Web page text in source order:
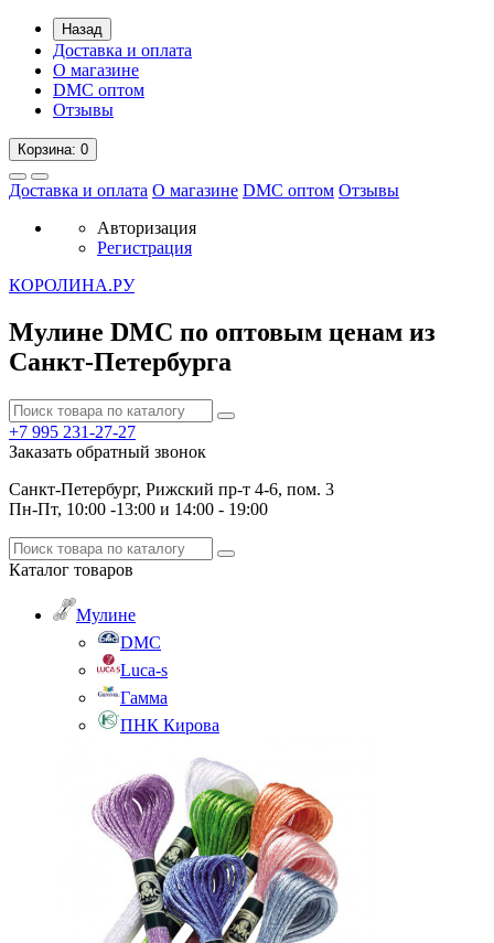
Назад
Доставка и оплата
О магазине
DMC оптом
Отзывы
Корзина: 0
Доставка и оплата О магазине DMC оптом Отзывы
Авторизация
Регистрация
КОРОЛИНА.РУ
Мулине DMC по оптовым ценам из
Санкт-Петербурга
+7 995 231-27-27
Заказать обратный звонок
Санкт-Петербург, Рижский пр-т 4-6, пом. 3
Пн-Пт, 10:00 -13:00 и 14:00 - 19:00
Каталог товаров
Мулине
DMC
Luca-s
Гамма
ПНК Кирова